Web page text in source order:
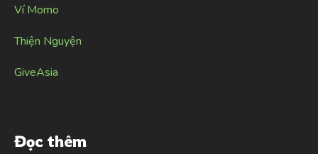
Ví Momo
Thiện Nguyện
GiveAsia
Đọc thêm